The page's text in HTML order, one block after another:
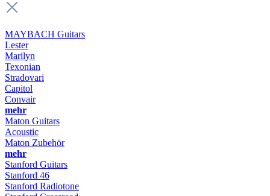
MAYBACH Guitars
Lester
Marilyn
Texonian
Stradovari
Capitol
Convair
mehr
Maton Guitars
Acoustic
Maton Zubehör
mehr
Stanford Guitars
Stanford 46
Stanford Radiotone